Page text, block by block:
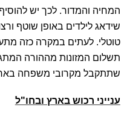
המחיה והמדור. לכך יש
שידאג לילדים באופן שוטף
טוטלי. לעתים במקרה כזה
תשלום המזונות מההורה
שתתקבל מקרובי משפחה
ענייני רכוש בארץ ובחו"ל